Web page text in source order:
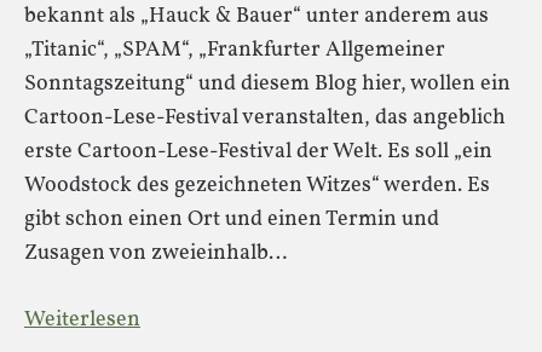
bekannt als „Hauck & Bauer“ unter anderem aus
„Titanic“, „SPAM“, „Frankfurter Allgemeiner
Sonntagszeitung“ und diesem Blog hier, wollen ein
Cartoon-Lese-Festival veranstalten, das angeblich
erste Cartoon-Lese-Festival der Welt. Es soll „ein
Woodstock des gezeichneten Witzes“ werden. Es
gibt schon einen Ort und einen Termin und
Zusagen von zweieinhalb…
Weiterlesen